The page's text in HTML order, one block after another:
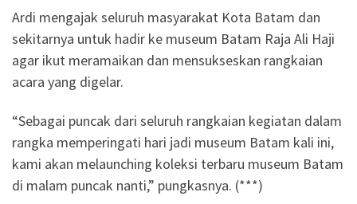
Ardi mengajak seluruh masyarakat Kota Batam dan
sekitarnya untuk hadir ke museum Batam Raja Ali Haji
agar ikut meramaikan dan mensukseskan rangkaian
acara yang digelar.
“Sebagai puncak dari seluruh rangkaian kegiatan dalam
rangka memperingati hari jadi museum Batam kali ini,
kami akan melaunching koleksi terbaru museum Batam
di malam puncak nanti,” pungkasnya. (***)